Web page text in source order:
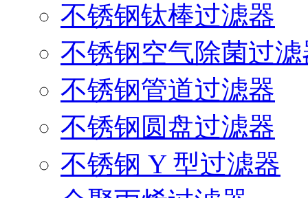
不锈钢钛棒过滤器
不锈钢空气除菌过滤
不锈钢管道过滤器
不锈钢圆盘过滤器
不锈钢 Y 型过滤器